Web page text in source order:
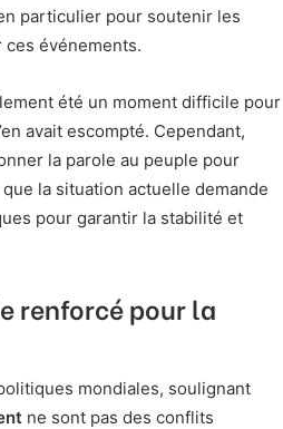
particulier pour soutenir les
ces événements.
été un moment difficile pour
avait escompté. Cependant,
la parole au peuple pour
la situation actuelle demande
pour garantir la stabilité et
renforcé pour la
mondiales, soulignant
ne sont pas des conflits